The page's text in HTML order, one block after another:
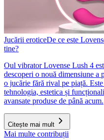
Jucării eroticeDe ce este
tine?
Oul vibrator Lovense Lush 4
descoperi o nouă dimensiune a
o jucărie fără rival pe piață.
tehnologia, estetica și
avansate produse de până acum.
Citește mai mult
Mai multe contribuții